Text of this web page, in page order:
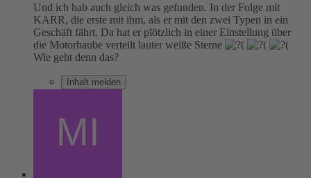
Und ich hab auch gleich was gefunden. In der Folge mit
KARR, die erste mit ihm, als er mit den zwei Typen in ein
Geschäft fährt. Da hat er plötzlich in einer Einstellung über
die Motorhaube verteilt lauter weiße Sterne
Wie geht denn das?
Inhalt melden